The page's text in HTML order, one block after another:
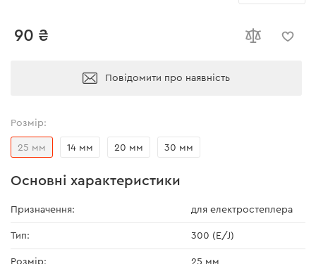
90 ₴
Повідомити про наявність
Розмір:
25 мм 14 мм 20 мм 30 мм
Основні характеристики
Призначення: для електростеплера
Тип: 300 (E/J)
Розмір: 25 мм